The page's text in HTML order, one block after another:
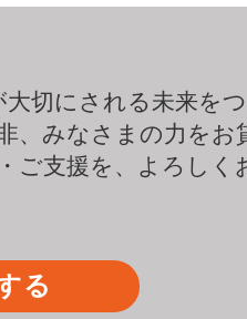
大切にされる未来を
、みなさまの力をお
ご支援を、よろしく
る